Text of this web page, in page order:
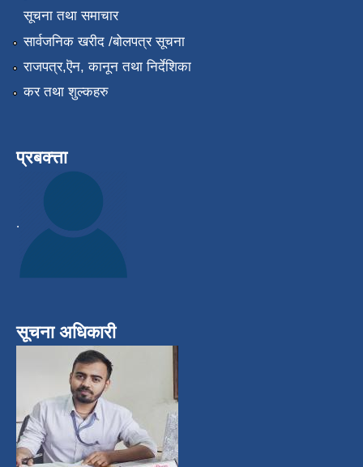
सूचना तथा समाचार
सार्वजनिक खरीद /बोलपत्र सूचना
राजपत्र,ऎन, कानून तथा निर्देशिका
कर तथा शुल्कहरु
प्रबक्त्ता
.
सूचना अधिकारी